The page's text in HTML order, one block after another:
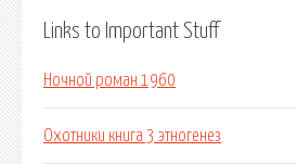
Links to Important Stuff
Ночной роман 1960
Охотники книга 3 этногенез